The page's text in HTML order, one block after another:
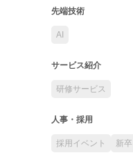
先端技術
AI
サービス紹介
研修サービス
人事・採用
採用イベント 新卒